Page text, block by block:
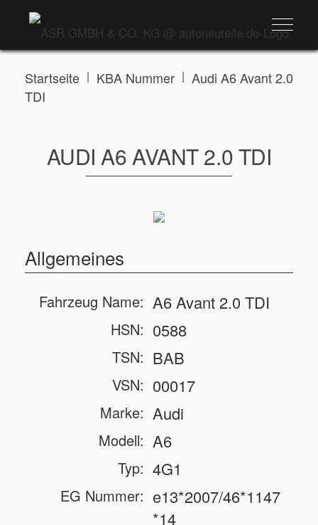
Startseite | KBA Nummer | Audi A6 Avant 2.0
TDI
AUDI A6 AVANT 2.0 TDI
Allgemeines
Fahrzeug Name: A6 Avant 2.0 TDI
HSN: 0588
TSN: BAB
VSN: 00017
Marke: Audi
Modell: A6
Typ: 4G1
EG Nummer: e13*2007/46*1147
*14